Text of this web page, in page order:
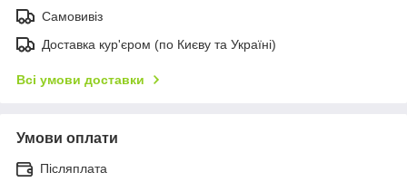
Самовивіз
Доставка кур'єром (по Києву та Україні)
Всі умови доставки
Умови оплати
Післяплата